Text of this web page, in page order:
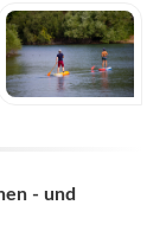
- und